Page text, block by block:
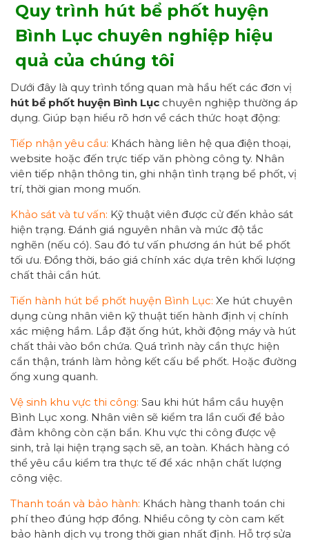
Quy trình hút bể phốt huyện
Bình Lục chuyên nghiệp hiệu
quả của chúng tôi
Dưới đây là quy trình tổng quan mà hầu hết các đơn vị
hút bể phốt huyện Bình Lục chuyên nghiệp thường áp
dụng. Giúp bạn hiểu rõ hơn về cách thức hoạt động:
Tiếp nhận yêu cầu: Khách hàng liên hệ qua điện thoại,
website hoặc đến trực tiếp văn phòng công ty. Nhân
viên tiếp nhận thông tin, ghi nhận tình trạng bể phốt, vị
trí, thời gian mong muốn.
Khảo sát và tư vấn: Kỹ thuật viên được cử đến khảo sát
hiện trạng. Đánh giá nguyên nhân và mức độ tắc
nghẽn (nếu có). Sau đó tư vấn phương án hút bể phốt
tối ưu. Đồng thời, báo giá chính xác dựa trên khối lượng
chất thải cần hút.
Tiến hành hút bể phốt huyện Bình Lục: Xe hút chuyên
dụng cùng nhân viên kỹ thuật tiến hành định vị chính
xác miệng hầm. Lắp đặt ống hút, khởi động máy và hút
chất thải vào bồn chứa. Quá trình này cần thực hiện
cẩn thận, tránh làm hỏng kết cấu bể phốt. Hoặc đường
ống xung quanh.
Vệ sinh khu vực thi công: Sau khi hút hầm cầu huyện
Bình Lục xong. Nhân viên sẽ kiểm tra lần cuối để bảo
đảm không còn cặn bẩn. Khu vực thi công được vệ
sinh, trả lại hiện trạng sạch sẽ, an toàn. Khách hàng có
thể yêu cầu kiểm tra thực tế để xác nhận chất lượng
công việc.
Thanh toán và bảo hành: Khách hàng thanh toán chi
phí theo đúng hợp đồng. Nhiều công ty còn cam kết
bảo hành dịch vụ trong thời gian nhất định. Hỗ trợ sửa